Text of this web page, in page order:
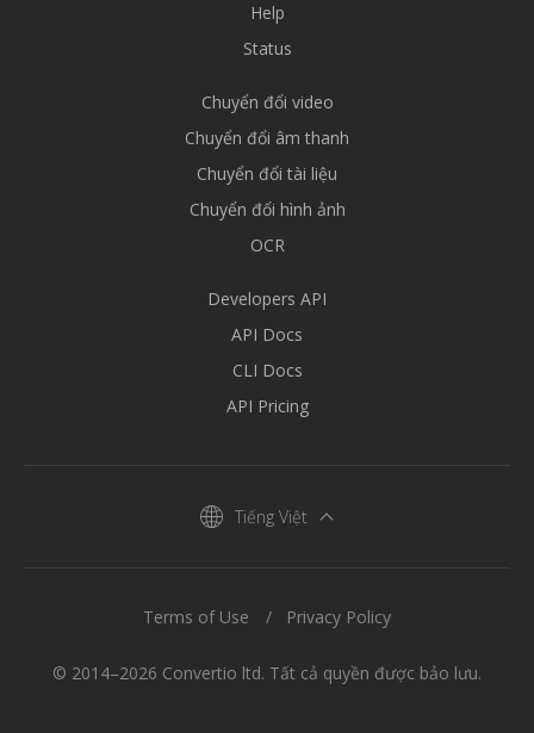
Help
Status
Chuyển đổi video
Chuyển đổi âm thanh
Chuyển đổi tài liệu
Chuyển đổi hình ảnh
OCR
Developers API
API Docs
CLI Docs
API Pricing
Tiếng Việt
© 2014–2026 Convertio ltd. Tất cả quyền được bảo lưu.
Terms of Use Privacy Policy